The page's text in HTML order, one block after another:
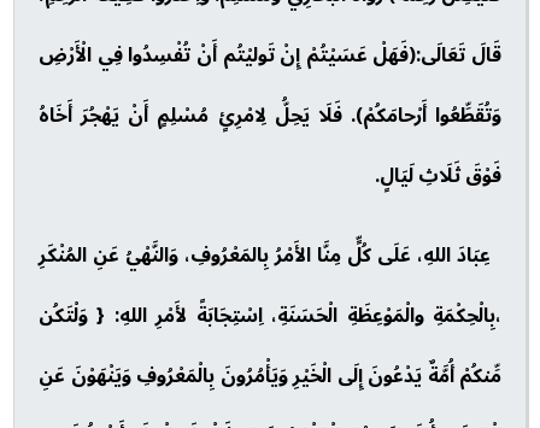
قَالَ تَعَالَى:(فَهَلْ عَسَيْتُمْ إِنْ تَوليْتُم أَنْ تُفْسِدُوا فِي الْأَرْضِ
وَتُقَطِّعُوا أَرْحامَكُمْ). فَلَا يَحِلُّ لِامْرِئٍ مُسْلِمٍ أَنْ يَهْجُرَ أَخَاهُ
فَوْقَ ثَلَاثِ لَيَالٍ.
عِبَادَ اللهِ، عَلَى كُلٍّ مِنَّا الأَمْرُ بِالمَعْرُوفِ، وَالنَّهْيُ عَنِ المُنْكَرِ
،بِالْحِكْمَةِ والْمَوْعِظَةِ الْحَسَنَةِ، اِسْتِجَابَةً لأَمْرِ اللهِ: { وَلْتَكُن
مِّنكُمْ أُمَّةٌ يَدْعُونَ إِلَى الْخَيْرِ وَيَأْمُرُونَ بِالْمَعْرُوفِ وَيَنْهَوْنَ عَنِ